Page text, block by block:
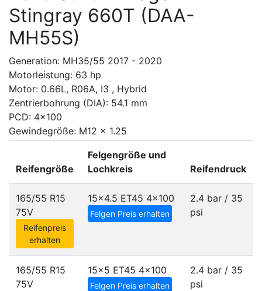
Stingray 660T (DAA-
MH55S)
Generation: MH35/55 2017 - 2020
Motorleistung: 63 hp
Motor: 0.66L, R06A, I3 , Hybrid
Zentrierbohrung (DIA): 54.1 mm
PCD: 4x100
Gewindegröße: M12 x 1.25
Reifengröße
Felgengröße und
Lochkreis
Reifendruck
165/55 R15
75V
Reifenpreis
erhalten
15x4.5 ET45 4x100
Felgen Preis erhalten
2.4 bar / 35
psi
165/55 R15
75V
15x5 ET45 4x100
Felgen Preis erhalten
2.4 bar / 35
psi